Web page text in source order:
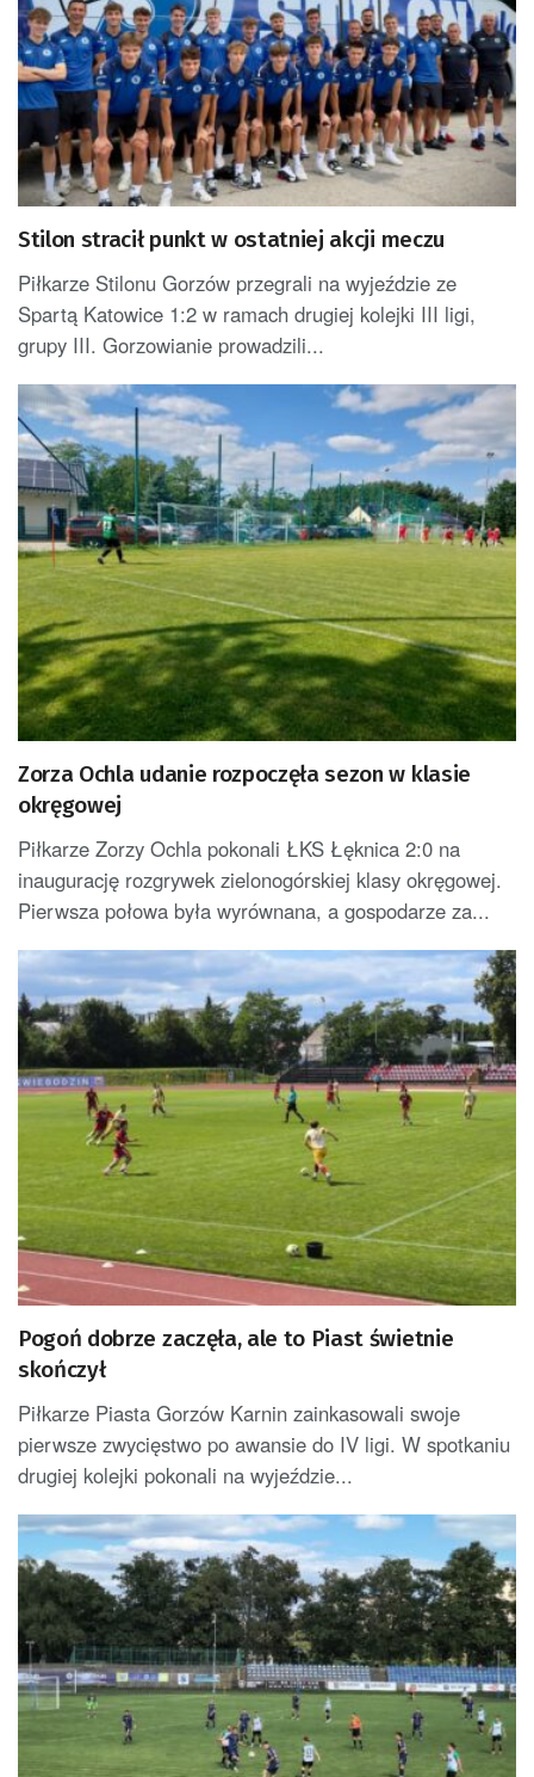
Stilon stracił punkt w ostatniej akcji meczu
Piłkarze Stilonu Gorzów przegrali na wyjeździe ze
Spartą Katowice 1:2 w ramach drugiej kolejki III ligi,
grupy III. Gorzowianie prowadzili...
Zorza Ochla udanie rozpoczęła sezon w klasie
okręgowej
Piłkarze Zorzy Ochla pokonali ŁKS Łęknica 2:0 na
inaugurację rozgrywek zielonogórskiej klasy okręgowej.
Pierwsza połowa była wyrównana, a gospodarze za...
Pogoń dobrze zaczęła, ale to Piast świetnie
skończył
Piłkarze Piasta Gorzów Karnin zainkasowali swoje
pierwsze zwycięstwo po awansie do IV ligi. W spotkaniu
drugiej kolejki pokonali na wyjeździe...